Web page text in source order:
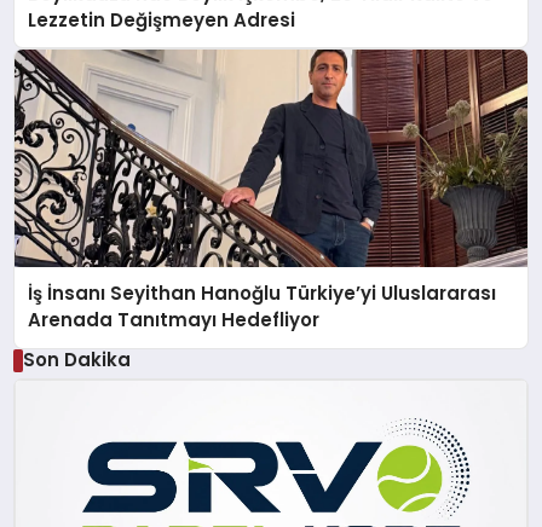
Lezzetin Değişmeyen Adresi
İş İnsanı Seyithan Hanoğlu Türkiye’yi Uluslararası
Arenada Tanıtmayı Hedefliyor
Son Dakika